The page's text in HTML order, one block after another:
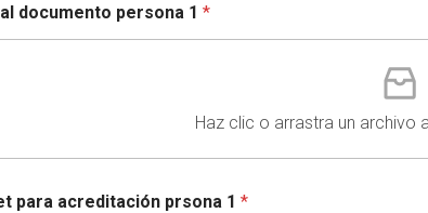
documento persona 1 *
Haz clic o arrastra un archivo
para acreditación prsona 1 *